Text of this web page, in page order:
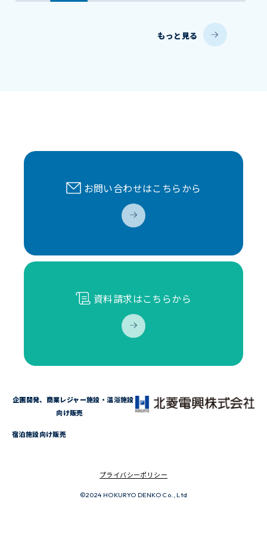
もっと見る
お問い合わせはこちらから
資料請求はこちらから
企画開発、商業レジャー施設・温浴施設
向け販売
宿泊施設向け販売
プライバシーポリシー
©2024 HOKURYO DENKO Co., Ltd